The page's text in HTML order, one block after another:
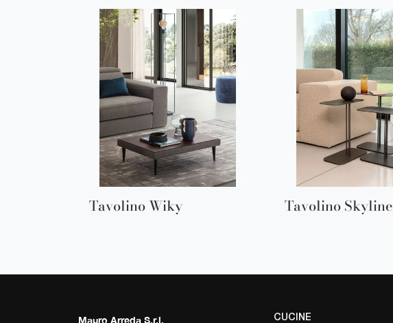
Tavolino Wiky Tavolino Skyline
Mauro Arreda S.r.l. CUCINE